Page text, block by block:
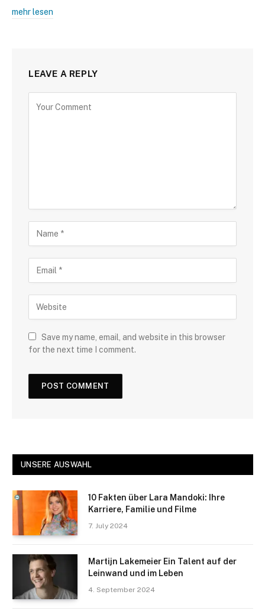
mehr lesen
LEAVE A REPLY
Save my name, email, and website in this browser
for the next time I comment.
UNSERE AUSWAHL
10 Fakten über Lara Mandoki: Ihre
Karriere, Familie und Filme
7. July 2024
Martijn Lakemeier Ein Talent auf der
Leinwand und im Leben
4. September 2024